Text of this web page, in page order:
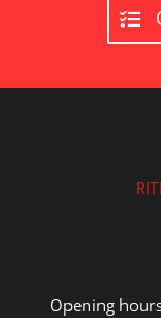
Opening